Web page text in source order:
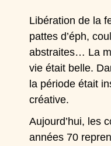
Libération de la
pattes d’éph,
abstraites… La
vie était belle.
la période était
créative.
Aujourd’hui, les
années 70